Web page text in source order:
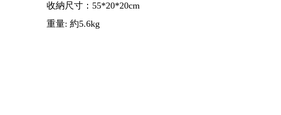
收納尺寸：55*20*20cm
重量: 約5.6kg